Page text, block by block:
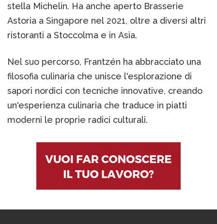
stella Michelin. Ha anche aperto Brasserie
Astoria a Singapore nel 2021, oltre a diversi altri
ristoranti a Stoccolma e in Asia.
Nel suo percorso, Frantzén ha abbracciato una
filosofia culinaria che unisce l'esplorazione di
sapori nordici con tecniche innovative, creando
un'esperienza culinaria che traduce in piatti
moderni le proprie radici culturali.